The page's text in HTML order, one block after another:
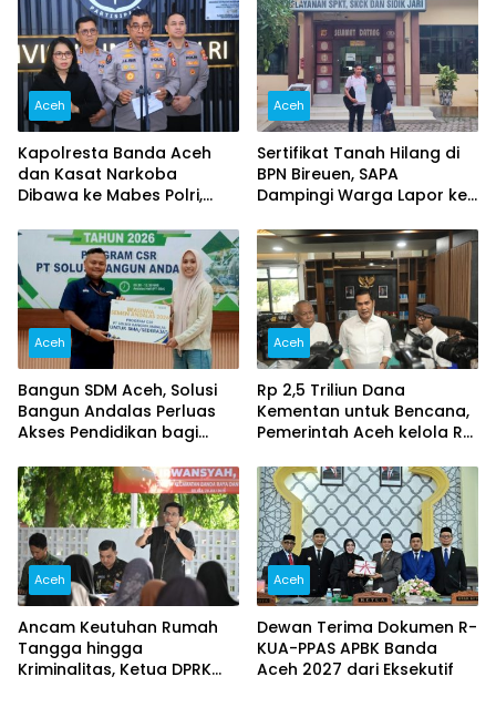
Aceh
Kapolresta Banda Aceh
dan Kasat Narkoba
Dibawa ke Mabes Polri,
Berjalan Profesional dan
Transparan
Aceh
Sertifikat Tanah Hilang di
BPN Bireuen, SAPA
Dampingi Warga Lapor ke
Aceh
Bangun SDM Aceh, Solusi
Bangun Andalas Perluas
Akses Pendidikan bagi
Aceh
Rp 2,5 Triliun Dana
Kementan untuk Bencana,
Pemerintah Aceh kelola Rp
Aceh
Ancam Keutuhan Rumah
Tangga hingga
Kriminalitas, Ketua DPRK
Aceh
Dewan Terima Dokumen R-
KUA-PPAS APBK Banda
Aceh 2027 dari Eksekutif